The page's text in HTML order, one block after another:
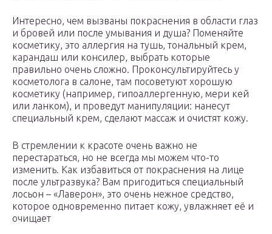
Интересно, чем вызваны покраснения в области глаз
и бровей или после умывания и душа? Поменяйте
косметику, это аллергия на тушь, тональный крем,
карандаш или консилер, выбрать которые
правильно очень сложно. Проконсультируйтесь у
косметолога в салоне, там посоветуют хорошую
косметику (например, гипоаллергенную, мери кей
или ланком), и проведут манипуляции: нанесут
специальный крем, сделают массаж и очистят кожу.
В стремлении к красоте очень важно не
перестараться, но не всегда мы можем что-то
изменить. Как избавиться от покраснения на лице
после ультразвука? Вам пригодиться специальный
лосьон – «Лаверон», это очень нежное средство,
которое одновременно питает кожу, увлажняет её и
очищает